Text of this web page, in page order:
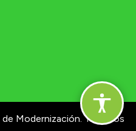
Modernización. Términos